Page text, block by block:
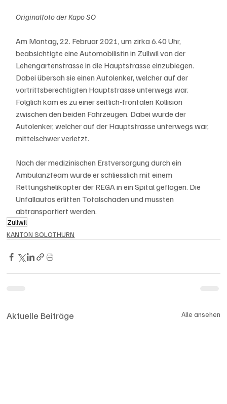
Originalfoto der Kapo SO
Am Montag, 22. Februar 2021, um zirka 6.40 Uhr,
beabsichtigte eine Automobilistin in Zullwil von der
Lehengartenstrasse in die Hauptstrasse einzubiegen.
Dabei übersah sie einen Autolenker, welcher auf der
vortrittsberechtigten Hauptstrasse unterwegs war.
Folglich kam es zu einer seitlich-frontalen Kollision
zwischen den beiden Fahrzeugen. Dabei wurde der
Autolenker, welcher auf der Hauptstrasse unterwegs war,
mittelschwer verletzt.
Nach der medizinischen Erstversorgung durch ein
Ambulanzteam wurde er schliesslich mit einem
Rettungshelikopter der REGA in ein Spital geflogen. Die
Unfallautos erlitten Totalschaden und mussten
abtransportiert werden.
Zullwil
KANTON SOLOTHURN
Aktuelle Beiträge Alle ansehen